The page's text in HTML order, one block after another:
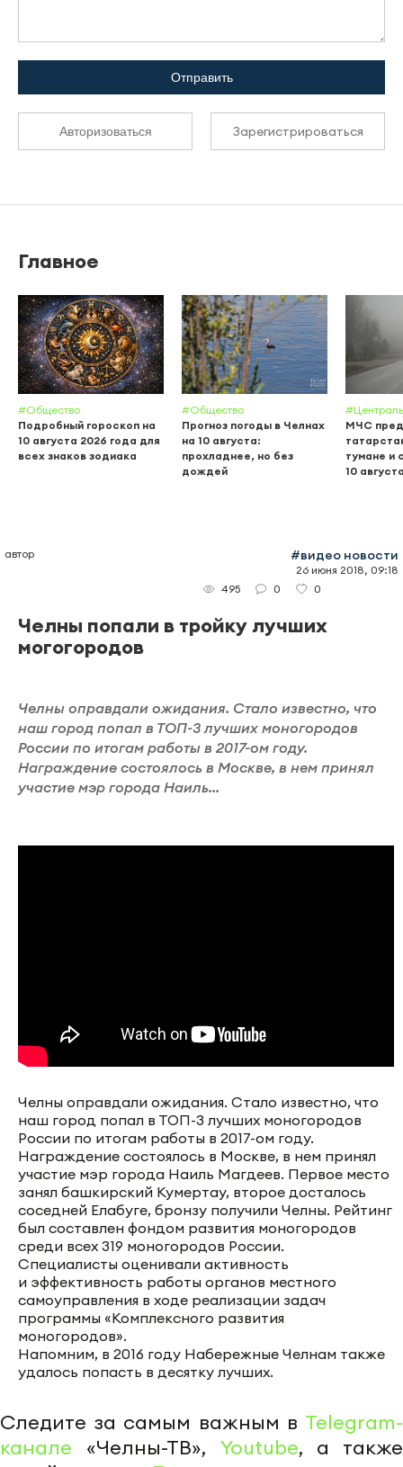
Отправить
Авторизоваться Зарегистрироваться
Главное
#Общество
Подробный гороскоп на
10 августа 2026 года для
всех знаков зодиака
#Общество
Прогноз погоды в Челнах
на 10 августа:
прохладнее, но без
дождей
МЧС
тумане и
10
автор #видео новости
26 июня 2018, 09:18
495
0 0
Челны попали в тройку лучших
могогородов
Челны оправдали ожидания. Стало известно, что
наш город попал в ТОП-3 лучших моногородов
России по итогам работы в 2017-ом году.
Награждение состоялось в Москве, в нем принял
участие мэр города Наиль...
Челны оправдали ожидания. Стало известно, что
наш город попал в ТОП-3 лучших моногородов
России по итогам работы в 2017-ом году.
Награждение состоялось в Москве, в нем принял
участие мэр города Наиль Магдеев. Первое место
занял башкирский Кумертау, второе досталось
соседней Елабуге, бронзу получили Челны. Рейтинг
был составлен фондом развития моногородов
среди всех 319 моногородов России.
Специалисты оценивали активность
и эффективность работы органов местного
самоуправления в ходе реализации задач
программы «Комплексного развития
моногородов».
Напомним, в 2016 году Набережные Челнам также
удалось попасть в десятку лучших.
Следите за самым важным в Telegram-
канале «Челны-ТВ», Youtube, а также